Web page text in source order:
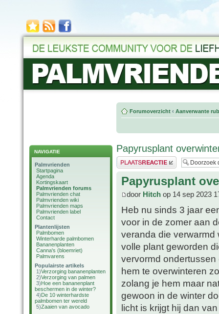
NAVIGATIE
Palmvrienden
Startpagina
Agenda
Kortingskaart
Palmvrienden forums
Palmvrienden chat
Palmvrienden wiki
Palmvrienden maps
Palmvrienden label
Contact
Plantenlijsten
Palmbomen
Winterharde palmbomen
Bananenplanten
Canna's (bloemriet)
Palmvarens
Populairste artikels
1)Verzorging bananenplanten
2)Verzorging van palmen
3)Hoe een bananenplant
beschermen in de winter?
4)De 10 winterhardste
palmbomen ter wereld
5)Zaaien van avocado
Forumoverzicht ‹ Aanverwante
Papyrusplant
Plaats een reactie
Papyrusplant
door Hitch op 14 sep 2023
Heb nu sinds 3 jaar
voor in de zomer aan
veranda die verwarmd
volle plant geworden
vervormd
hem te overwinteren
zolang je hem maar
gewoon in de winter
licht is krijgt hij dan